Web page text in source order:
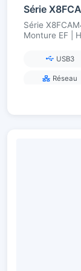
Série
Série
Monture EF |
USB3
Réseau